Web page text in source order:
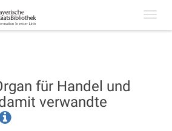
für Handel und
verwandte